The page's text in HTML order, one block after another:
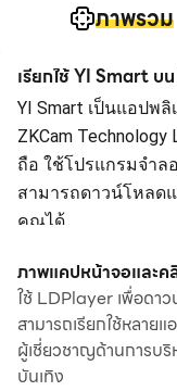
ภาพรวม
เรียกใช้ YI Smart บ
YI Smart เป็นแอปพ
ZKCam
ถือ ใช้โปรแกรมจำล
สามารถดาวน์โหลด
คุณได้
การใช้ YI Smart บน
ชัดเจนบนหน้าจอขน
ด้วยเมาส์และคีย์บอ
สัมผัสมากและคุณจะ
เลย
ภาพแคปหน้าจอและค
ใช้ LDPlayer เพื่อดา
สามารถเรียกใช้หลา
ผู้เชี่ยวชาญด้านการบริ
บันเทิง